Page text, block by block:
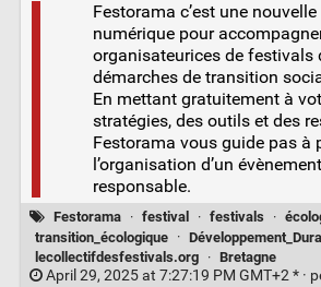
Festorama c’est une
numérique pour
organisateurices de festivals
démarches de transition
En mettant gratuitement à
stratégies, des outils et des
Festorama vous guide pas à
l’organisation d’un
responsable.
Festorama · festival · festivals ·
transition_écologique
·
lecollectifdesfestivals.org
· Bretagne
April 29, 2025 at 7:27:19 PM GMT+2 * ·